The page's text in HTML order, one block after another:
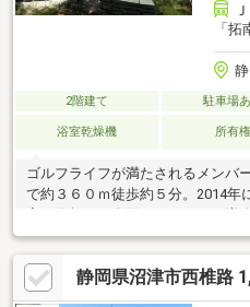
「
2階建て 駐車場
浴室乾燥機 所有権
ゴルフライフが満たされるメンバ
で約３６０ｍ徒歩約５分。2014年
家に依頼し、全面リフォームと増
を家族や友人と共有できる場所。
も十分な広さ。皆でバーベキュー
ストーブの揺らめく火を眺めなが
と時を楽しめます。家具もそのま
静岡県沼津市西椎路